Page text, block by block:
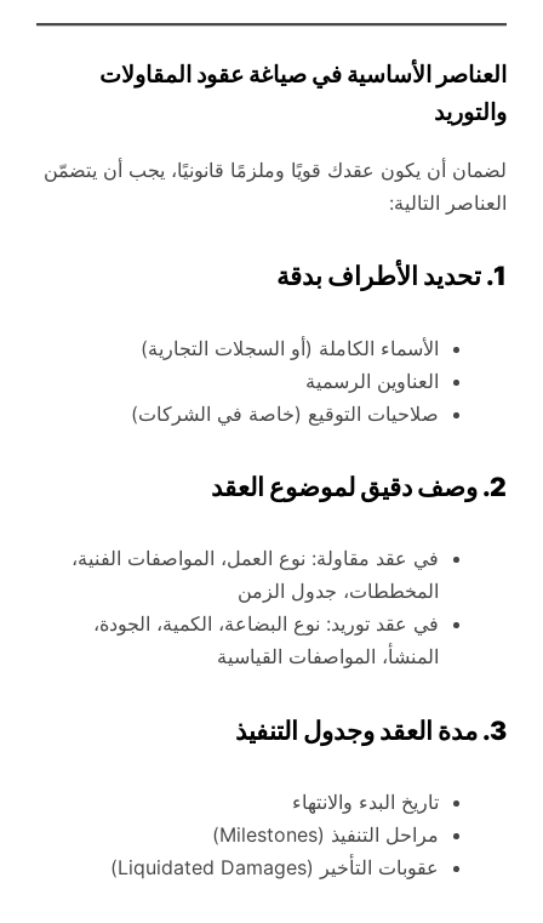
العناصر الأساسية في صياغة عقود المقاولات
والتوريد
لضمان أن يكون عقدك قويًا وملزمًا قانونيًا، يجب أن يتضمّن
العناصر التالية:
1. تحديد الأطراف بدقة
الأسماء الكاملة (أو السجلات التجارية)
العناوين الرسمية
صلاحيات التوقيع (خاصة في الشركات)
2. وصف دقيق لموضوع العقد
في عقد مقاولة: نوع العمل، المواصفات الفنية،
المخططات، جدول الزمن
في عقد توريد: نوع البضاعة، الكمية، الجودة،
المنشأ، المواصفات القياسية
3. مدة العقد وجدول التنفيذ
تاريخ البدء والانتهاء
مراحل التنفيذ (Milestones)
عقوبات التأخير (Liquidated Damages)